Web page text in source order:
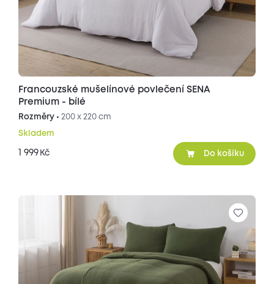
Francouzské mušelínové povlečení SENA
Premium - bílé
Rozměry • 200 x 220 cm
Skladem
1 999 Kč Do košíku